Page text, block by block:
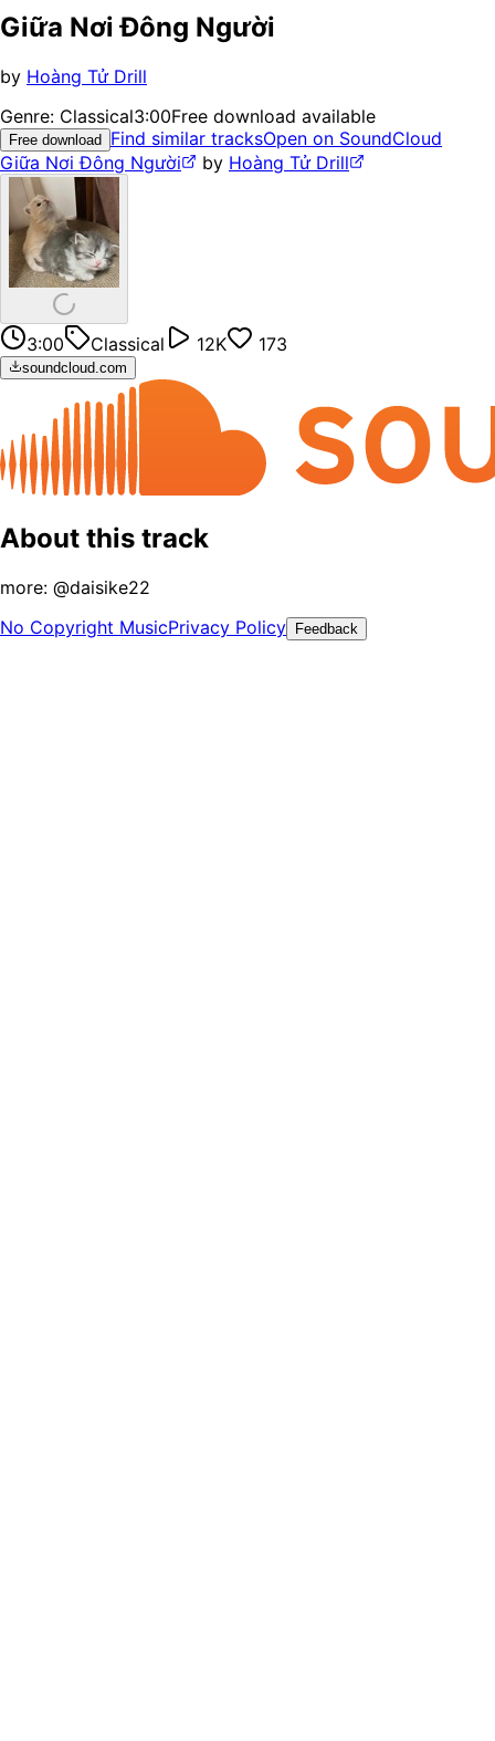
Giữa Nơi Đông Người
by Hoàng Tử Drill
Genre: Classical3:00Free download available
Free download Find similar tracksOpen on SoundCloud
Giữa Nơi Đông Người
by Hoàng Tử Drill
3:00 Classical 12K 173
soundcloud.com
About this track
more: @daisike22
No Copyright MusicPrivacy Policy Feedback